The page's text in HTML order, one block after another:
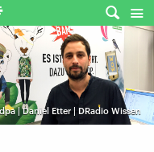
| Daniel Etter | DRadio Wissen